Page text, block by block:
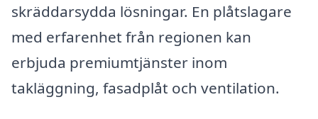
skräddarsydda lösningar. En plåtslagare
med erfarenhet från regionen kan
erbjuda premiumtjänster inom
takläggning, fasadplåt och ventilation.